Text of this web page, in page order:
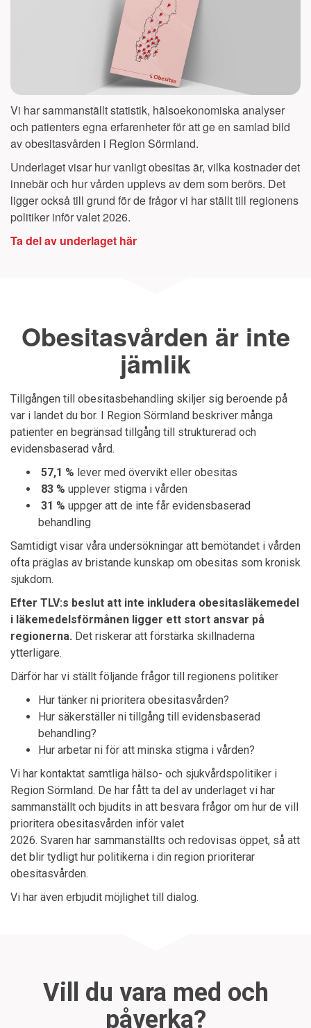
Vi har sammanställt statistik, hälsoekonomiska analyser
och patienters egna erfarenheter för att ge en samlad bild
av obesitasvården i Region Sörmland.
Underlaget visar hur vanligt obesitas är, vilka kostnader det
innebär och hur vården upplevs av dem som berörs. Det
ligger också till grund för de frågor vi har ställt till regionens
politiker inför valet 2026.
Ta del av underlaget här
Obesitasvården är inte
jämlik
Tillgången till obesitasbehandling skiljer sig beroende på
var i landet du bor. I Region Sörmland beskriver många
patienter en begränsad tillgång till strukturerad och
evidensbaserad vård.
57,1 % lever med övervikt eller obesitas
83 % upplever stigma i vården
31 % uppger att de inte får evidensbaserad
behandling
Samtidigt visar våra undersökningar att bemötandet i vården
ofta präglas av bristande kunskap om obesitas som kronisk
sjukdom.
Efter TLV:s beslut att inte inkludera obesitasläkemedel
i läkemedelsförmånen ligger ett stort ansvar på
regionerna. Det riskerar att förstärka skillnaderna
ytterligare.
Därför har vi ställt följande frågor till regionens politiker
Hur tänker ni prioritera obesitasvården?
Hur säkerställer ni tillgång till evidensbaserad
behandling?
Hur arbetar ni för att minska stigma i vården?
Vi har kontaktat samtliga hälso- och sjukvårdspolitiker i
Region Sörmland. De har fått ta del av underlaget vi har
sammanställt och bjudits in att besvara frågor om hur de vill
prioritera obesitasvården inför valet
2026. Svaren har sammanställts och redovisas öppet, så att
det blir tydligt hur politikerna i din region prioriterar
obesitasvården.
Vi har även erbjudit möjlighet till dialog.
Vill du vara med och
påverka?